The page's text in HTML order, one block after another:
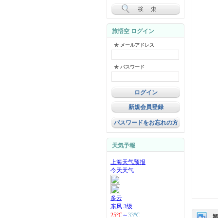
旅悟空 ログイン
★ メールアドレス
★ パスワード
新規会員登録
パスワードをお忘れの方
天気予報